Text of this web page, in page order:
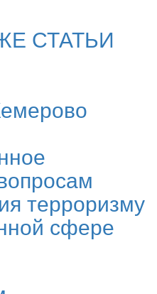
СТАТЬИ
терроризму
сфере